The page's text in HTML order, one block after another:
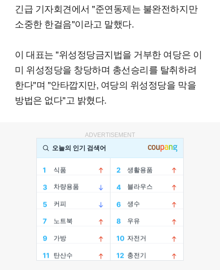
긴급 기자회견에서 "준연동제는 불완전하지만
소중한 한걸음"이라고 말했다.
이 대표는 "위성정당금지법을 거부한 여당은 이
미 위성정당을 창당하며 총선승리를 탈취하려
한다"며 "안타깝지만, 여당의 위성정당을 막을
방법은 없다"고 밝혔다.
ADVERTISEMENT